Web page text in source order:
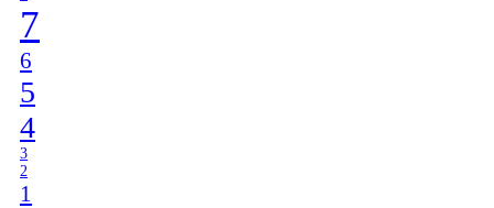
7
6
5
4
3
2
1